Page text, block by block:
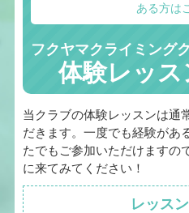
ある方は
フクヤマクライミング
体験レッス
当クラブの体験レッスンは通
だきます。一度でも経験があ
たでもご参加いただけますの
に来てみてください！
レッス